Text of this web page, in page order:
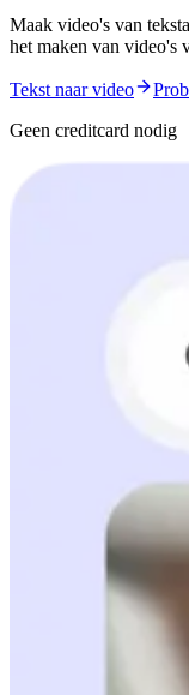
Maak video's van
het maken van video's
Tekst naar video
Geen creditcard nodig